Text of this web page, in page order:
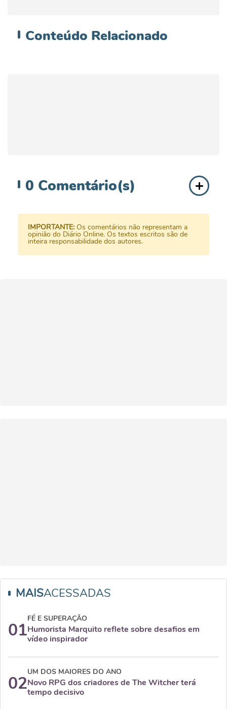
Conteúdo Relacionado
0 Comentário(s)
IMPORTANTE: Os comentários não representam a
opinião do Diário Online. Os textos escritos são de
inteira responsabilidade dos autores.
MAISACESSADAS
01
FÉ E SUPERAÇÃO
Humorista Marquito reflete sobre desafios em
vídeo inspirador
02
UM DOS MAIORES DO ANO
Novo RPG dos criadores de The Witcher terá
tempo decisivo